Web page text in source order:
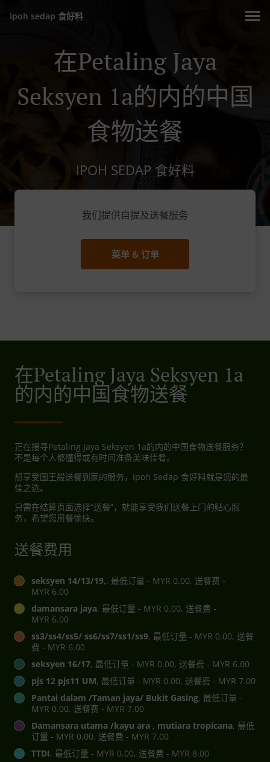
Ipoh sedap 食好料
在Petaling Jaya
Seksyen 1a的内的中国
食物送餐
IPOH SEDAP 食好料
我们提供自提及送餐服务
菜单 & 订单
在Petaling Jaya Seksyen 1a
的内的中国食物送餐
正在搜寻Petaling Jaya Seksyen 1a的内的中国食物送餐服务？
不是每个人都懂得或有时间准备美味佳肴。
想享受国王般送餐到家的服务，Ipoh Sedap 食好料就是您的最
佳之选。
只需在结算页面选择“送餐”，就能享受我们送餐上门的贴心服
务，希望您用餐愉快。
送餐费用
seksyen 14/13/19,, 最低订量 - MYR 0.00, 送餐费 -
MYR 6.00
damansara jaya, 最低订量 - MYR 0.00, 送餐费 -
MYR 6.00
ss3/ss4/ss5/ ss6/ss7/ss1/ss9, 最低订量 - MYR 0.00, 送餐
费 - MYR 6.00
seksyen 16/17, 最低订量 - MYR 0.00, 送餐费 - MYR 6.00
pjs 12 pjs11 UM, 最低订量 - MYR 0.00, 送餐费 - MYR 7.00
Pantai dalam /Taman jaya/ Bukit Gasing, 最低订量 -
MYR 0.00, 送餐费 - MYR 7.00
Damansara utama /kayu ara , mutiara tropicana, 最低
订量 - MYR 0.00, 送餐费 - MYR 7.00
TTDI, 最低订量 - MYR 0.00, 送餐费 - MYR 8.00